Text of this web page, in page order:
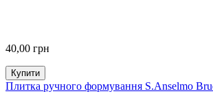
40,00 грн
Купити
Плитка ручного формування S.Anselmo